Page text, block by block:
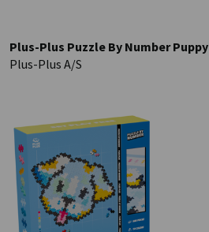
Plus-Plus Puzzle By Number Puppy
Plus-Plus A/S